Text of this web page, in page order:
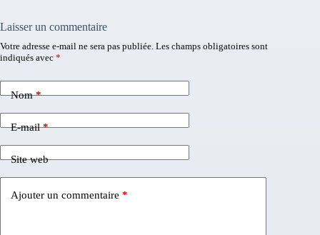
Laisser un commentaire
Votre adresse e-mail ne sera pas publiée. Les champs obligatoires sont
indiqués avec *
Nom*
E-mail*
Site web
Ajouter un commentaire *